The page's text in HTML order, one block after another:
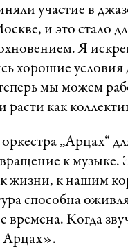
участие в
и это стало
Я
хорошие условия
мы можем
расти как
„Арцах“
к музыке.
жизни, к нашим
способна
времена. Когда
Арцах».